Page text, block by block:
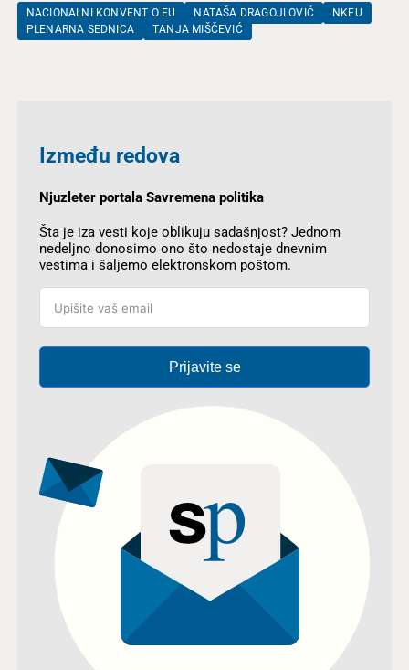
NACIONALNI KONVENT O EU NATAŠA DRAGOJLOVIĆ
NKEU
PLENARNA SEDNICA
TANJA MIŠČEVIĆ
Između redova
Njuzleter portala Savremena politika
Šta je iza vesti koje oblikuju sadašnjost? Jednom
nedeljno donosimo ono što nedostaje dnevnim
vestima i šaljemo elektronskom poštom.
Prijavite se